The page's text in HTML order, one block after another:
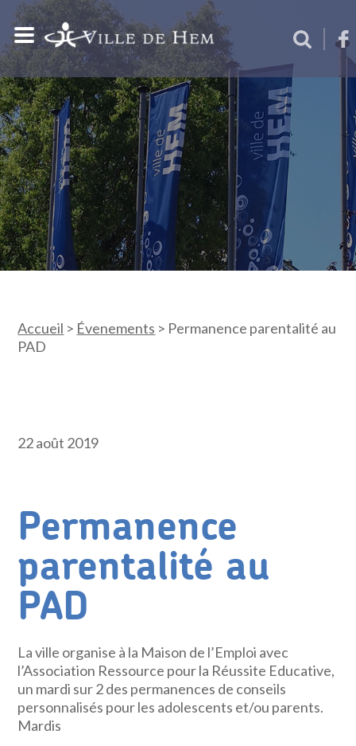
Accueil > Évenements > Permanence parentalité au
PAD
22 août 2019
Permanence
parentalité au
PAD
La ville organise à la Maison de l’Emploi avec
l’Association Ressource pour la Réussite Educative,
un mardi sur 2 des permanences de conseils
personnalisés pour les adolescents et/ou parents.
Mardis